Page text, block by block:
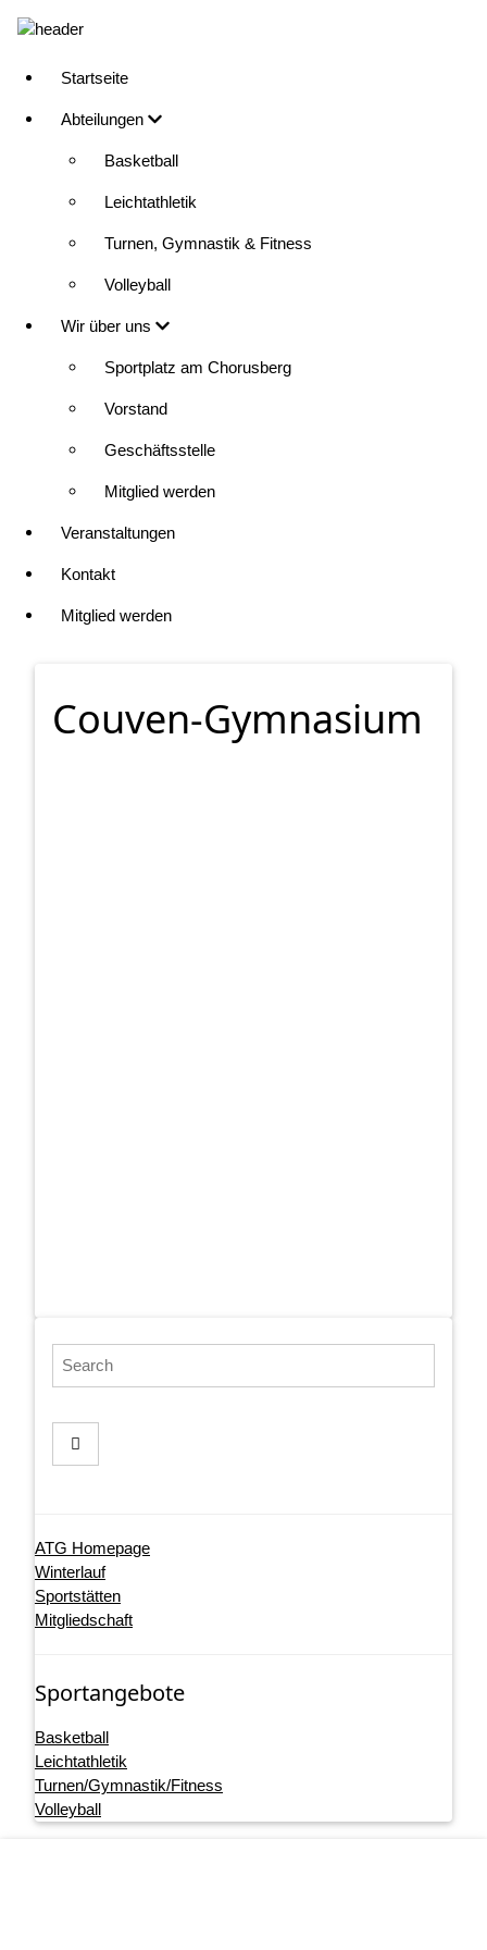
zum
Main
navigation
Startseite
Abteilungen
Basketball
Leichtathletik
Turnen, Gymnastik & Fitness
Volleyball
Wir über uns
Sportplatz am Chorusberg
Vorstand
Geschäftsstelle
Mitglied werden
Veranstaltungen
Kontakt
Mitglied werden
Couven-Gymnasium
Search
ATG Homepage
Winterlauf
Sportstätten
Mitgliedschaft
Sportangebote
Basketball
Leichtathletik
Turnen/Gymnastik/Fitness
Volleyball